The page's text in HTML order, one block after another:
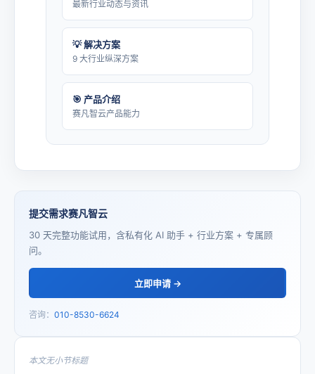
最新行业动态与资讯
💡 解决方案
9 大行业纵深方案
🎯 产品介绍
赛凡智云产品能力
提交需求赛凡智云
30 天完整功能试用，含私有化 AI 助手 + 行业方案 + 专属顾
问。
立即申请 →
咨询： 010-8530-6624
本文无小节标题